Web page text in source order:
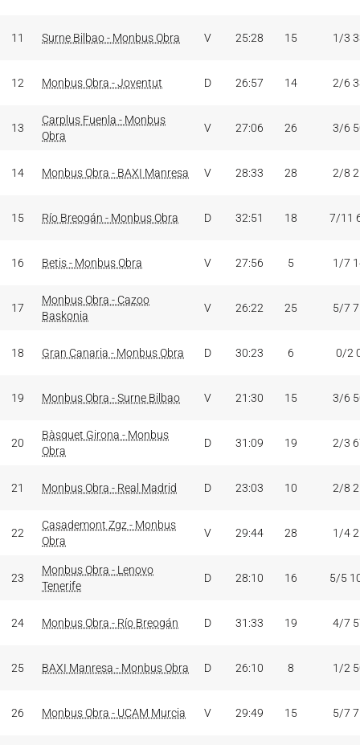
11 Surne Bilbao - Monbus Obra V 25:28 15 1/3
12 Monbus Obra - Joventut D 26:57 14 2/6
13
Carplus Fuenla - Monbus
Obra
V 27:06 26 3/6
14 Monbus Obra - BAXI Manresa V 28:33 28 2/8
15 Río Breogán - Monbus Obra D 32:51 18 7/11
16 Betis - Monbus Obra V 27:56 5 1/7
17
Monbus Obra - Cazoo
Baskonia
V 26:22 25 5/7
18 Gran Canaria - Monbus Obra D 30:23 6 0/2
19 Monbus Obra - Surne Bilbao V 21:30 15 3/6
20
Bàsquet Girona - Monbus
Obra
D 31:09 19 2/3
21 Monbus Obra - Real Madrid D 23:03 10 2/8
22
Casademont Zgz - Monbus
Obra
V 29:44 28 1/4
23
Monbus Obra - Lenovo
Tenerife
D 28:10 16 5/5
24 Monbus Obra - Río Breogán D 31:33 19 4/7
25 BAXI Manresa - Monbus Obra D 26:10 8 1/2
26 Monbus Obra - UCAM Murcia V 29:49 15 5/7